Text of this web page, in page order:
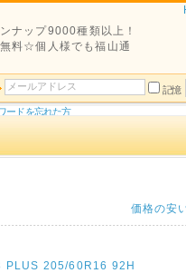
ナップ9000種類以上！
料☆個人様でも福山通
記憶
ードを忘れた方
価格の安
PLUS 205/60R16 92H